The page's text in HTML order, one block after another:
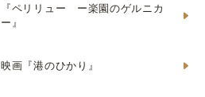
『ペリリュー ー楽園のゲルニカ
ー』
映画『港のひかり』